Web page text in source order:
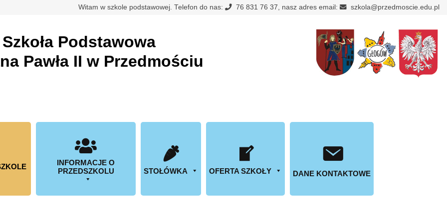
Witam w szkole podstawowej. Telefon do nas: 76 831 76 37, nasz adres email: szkola@przedmoscie.edu.pl
Szkoła Podstawowa
Pawła II w Przedmościu
INFORMACJE O
PRZEDSZKOLU
STOŁÓWKA OFERTA SZKOŁY DANE KONTAKTOWE